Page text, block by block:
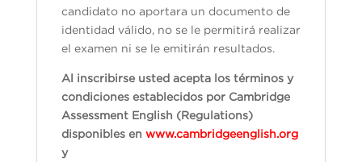
candidato no aportara un documento de
identidad válido, no se le permitirá realizar
el examen ni se le emitirán resultados.
Al inscribirse usted acepta los términos y
condiciones establecidos por Cambridge
Assessment English (Regulations)
disponibles en www.cambridgeenglish.org
y